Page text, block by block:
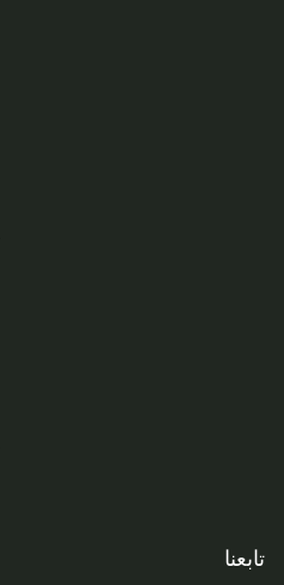
تابعنا